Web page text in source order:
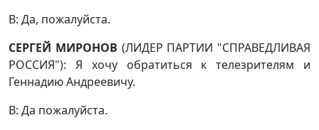
В: Да, пожалуйста.
СЕРГЕЙ МИРОНОВ (ЛИДЕР ПАРТИИ "СПРАВЕДЛИВАЯ
РОССИЯ"): Я хочу обратиться к телезрителям и
Геннадию Андреевичу.
В: Да пожалуйста.